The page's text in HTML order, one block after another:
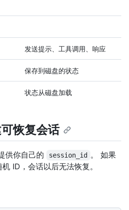
发送提示、工具调用、响应
保存到磁盘的状态
状态从磁盘加载
恢复会话
供你自己的 session_id
。 如果
ID，会话以后无法恢复。